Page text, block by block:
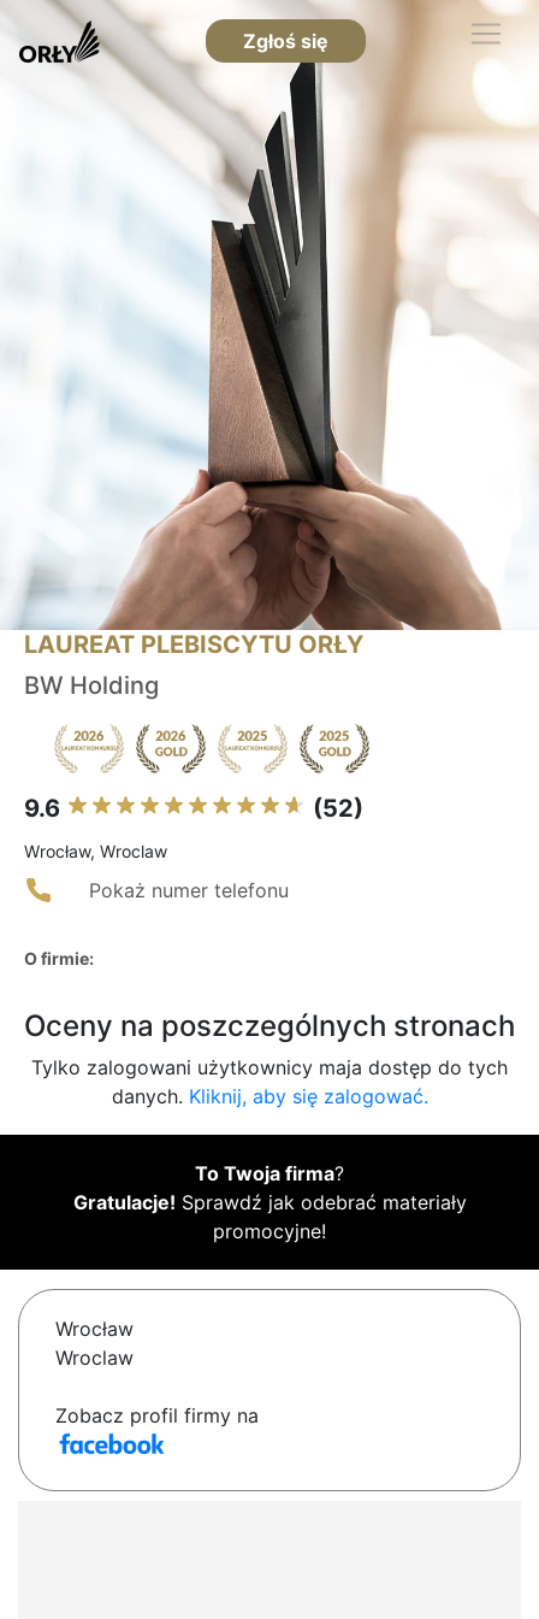
Zgłoś się
LAUREAT PLEBISCYTU ORŁY
BW Holding
9.6 (52)
Wrocław, Wroclaw
Pokaż numer telefonu
O firmie:
Oceny na poszczególnych stronach
Tylko zalogowani użytkownicy maja dostęp do tych
danych. Kliknij, aby się zalogować.
To Twoja firma?
Gratulacje! Sprawdź jak odebrać materiały
promocyjne!
Wrocław
Wroclaw
Zobacz profil firmy na